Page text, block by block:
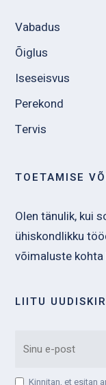
Vabadus
Õiglus
Iseseisvus
Perekond
Tervis
TOETAMISE
Olen tänulik, kui
ühiskondlikku
võimaluste
LIITU
Kinnitan, et esitan